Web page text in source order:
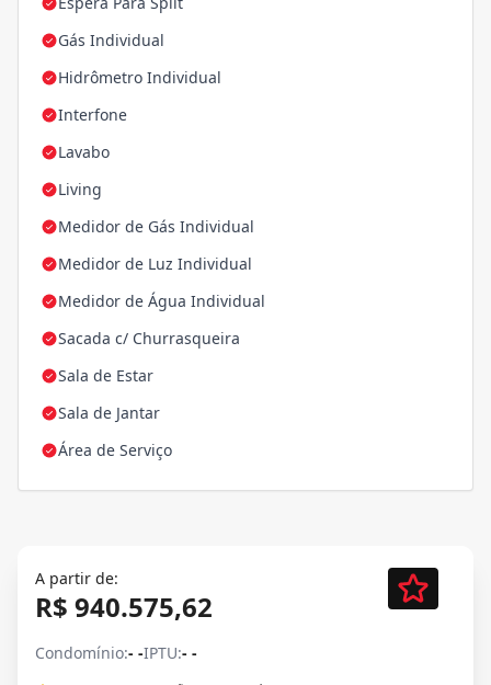
Gás Individual
Hidrômetro Individual
Interfone
Lavabo
Living
Medidor de Gás Individual
Medidor de Luz Individual
Medidor de Água Individual
Sacada c/ Churrasqueira
Sala de Estar
Sala de Jantar
Área de Serviço
A partir de:
R$ 940.575,62
Condomínio:- -IPTU:- -